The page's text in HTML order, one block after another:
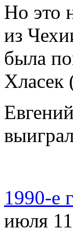
Но это
из
была
Хласек
1990-е
июля 11